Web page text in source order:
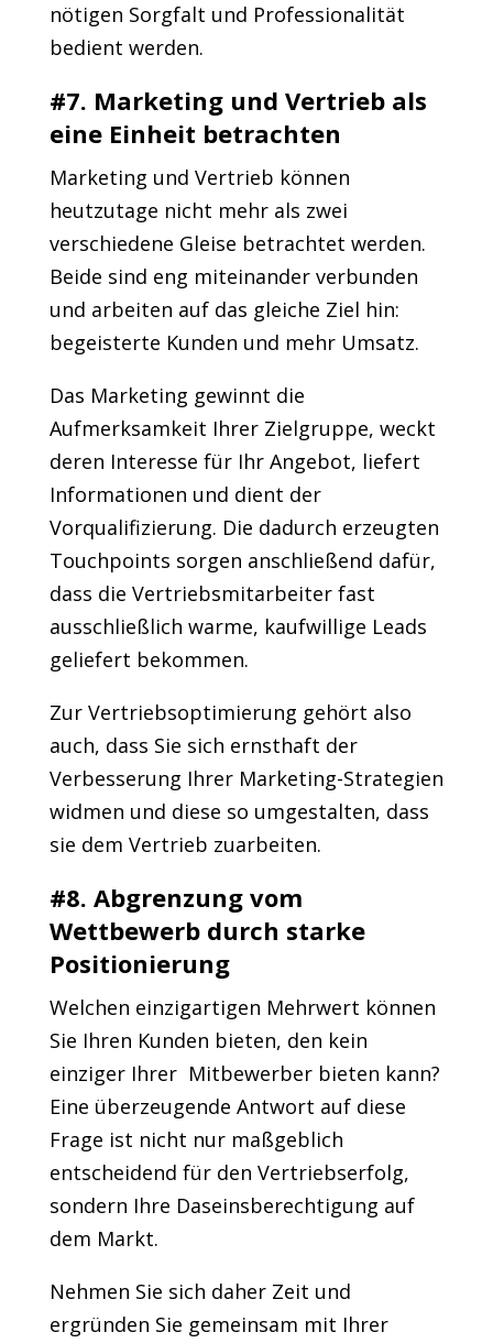
nötigen Sorgfalt und Professionalität
bedient werden.
#7. Marketing und Vertrieb als
eine Einheit betrachten
Marketing und Vertrieb können
heutzutage nicht mehr als zwei
verschiedene Gleise betrachtet werden.
Beide sind eng miteinander verbunden
und arbeiten auf das gleiche Ziel hin:
begeisterte Kunden und mehr Umsatz.
Das Marketing gewinnt die
Aufmerksamkeit Ihrer Zielgruppe, weckt
deren Interesse für Ihr Angebot, liefert
Informationen und dient der
Vorqualifizierung. Die dadurch erzeugten
Touchpoints sorgen anschließend dafür,
dass die Vertriebsmitarbeiter fast
ausschließlich warme, kaufwillige Leads
geliefert bekommen.
Zur Vertriebsoptimierung gehört also
auch, dass Sie sich ernsthaft der
Verbesserung Ihrer Marketing-Strategien
widmen und diese so umgestalten, dass
sie dem Vertrieb zuarbeiten.
#8. Abgrenzung vom
Wettbewerb durch starke
Positionierung
Welchen einzigartigen Mehrwert können
Sie Ihren Kunden bieten, den kein
einziger Ihrer Mitbewerber bieten kann?
Eine überzeugende Antwort auf diese
Frage ist nicht nur maßgeblich
entscheidend für den Vertriebserfolg,
sondern Ihre Daseinsberechtigung auf
dem Markt.
Nehmen Sie sich daher Zeit und
ergründen Sie gemeinsam mit Ihrer